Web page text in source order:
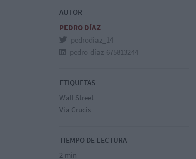
AUTOR
PEDRO DÍAZ
pedrodiaz_14
pedro-díaz-675813244
ETIQUETAS
Wall Street
Via Crucis
TIEMPO DE LECTURA
2 min